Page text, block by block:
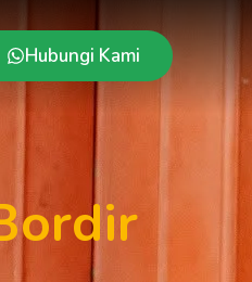
Hubungi Kami